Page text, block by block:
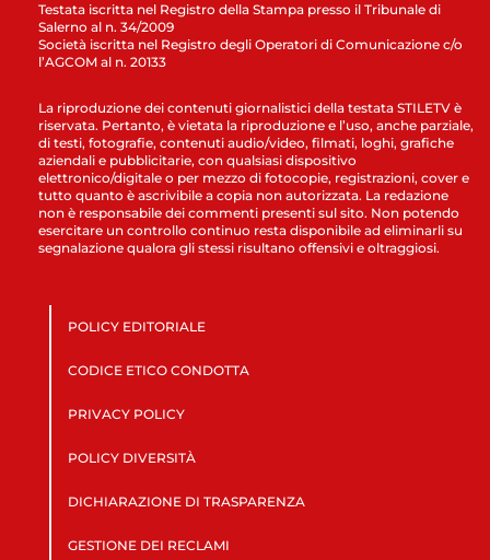
Testata iscritta nel Registro della Stampa presso il Tribunale di
Salerno al n. 34/2009
Società iscritta nel Registro degli Operatori di Comunicazione c/o
l’AGCOM al n. 20133
La riproduzione dei contenuti giornalistici della testata STILETV è
riservata. Pertanto, è vietata la riproduzione e l’uso, anche parziale,
di testi, fotografie, contenuti audio/video, filmati, loghi, grafiche
aziendali e pubblicitarie, con qualsiasi dispositivo
elettronico/digitale o per mezzo di fotocopie, registrazioni, cover e
tutto quanto è ascrivibile a copia non autorizzata. La redazione
non è responsabile dei commenti presenti sul sito. Non potendo
esercitare un controllo continuo resta disponibile ad eliminarli su
segnalazione qualora gli stessi risultano offensivi e oltraggiosi.
POLICY EDITORIALE
CODICE ETICO CONDOTTA
PRIVACY POLICY
POLICY DIVERSITÀ
DICHIARAZIONE DI TRASPARENZA
GESTIONE DEI RECLAMI